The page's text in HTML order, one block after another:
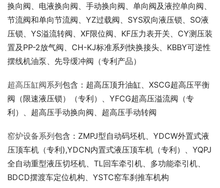
换向阀、电液换向阀、手动换向阀、单向阀及液控单向阀、
节流阀和单向节流阀、YZ过载阀、SYS双向液压锁、SO液
压锁、YS溢流转阀、XF限位阀、KF压力表开关、CY测压装
置及PP-2放气阀、CH-KJ标准系列快换接头、KBBY可逆性
摆线机油泵、先导缓冲阀（专利产品）
超高压缸阀系列包含：超高压顶升油缸、XSCG超高压平衡
阀（限速液压锁）（专利）、YFCG超高压溢流阀（专
利）、超高压手动换向阀、超高压手动转阀
窑炉设备系列包含：ZMPJ型自动码坯机、YDCW外置式液
压顶车机（专利),YDCN内置式液压顶车机（专利）、YQPJ
全自动重型液压切坯机、TL回车牵引机、多功能牵引机、
BDCD摆渡车定位机构、YSTC窑车刹推车机构